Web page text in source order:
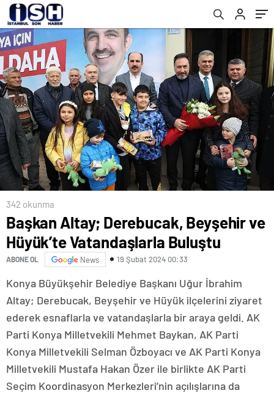
342 okunma
Başkan Altay; Derebucak, Beyşehir ve
Hüyük’te Vatandaşlarla Buluştu
ABONE OL News 19 Şubat 2024 00:33
Konya Büyükşehir Belediye Başkanı Uğur İbrahim
Altay; Derebucak, Beyşehir ve Hüyük ilçelerini ziyaret
ederek esnaflarla ve vatandaşlarla bir araya geldi. AK
Parti Konya Milletvekili Mehmet Baykan, AK Parti
Konya Milletvekili Selman Özboyacı ve AK Parti Konya
Milletvekili Mustafa Hakan Özer ile birlikte AK Parti
Seçim Koordinasyon Merkezleri’nin açılışlarına da